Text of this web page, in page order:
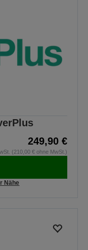
249,90 €
(210,00 € ohne MwSt.)
Nähe